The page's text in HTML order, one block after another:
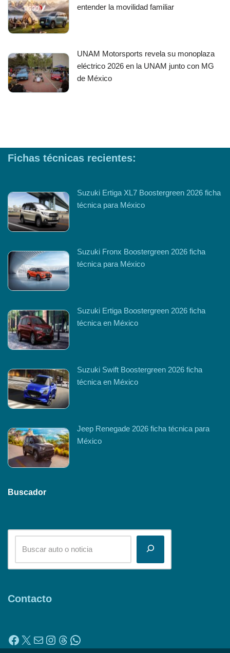
entender la movilidad familiar
UNAM Motorsports revela su monoplaza
eléctrico 2026 en la UNAM junto con MG
de México
Fichas técnicas recientes:
Suzuki Ertiga XL7 Boostergreen 2026 ficha
técnica para México
Suzuki Fronx Boostergreen 2026 ficha
técnica para México
Suzuki Ertiga Boostergreen 2026 ficha
técnica en México
Suzuki Swift Boostergreen 2026 ficha
técnica en México
Jeep Renegade 2026 ficha técnica para
México
Buscador
Contacto